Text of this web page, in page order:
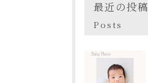
最近の投稿
Posts